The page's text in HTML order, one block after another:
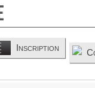
Inscription